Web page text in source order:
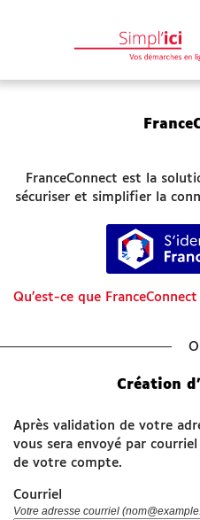
Mes
SITES UTILES
FranceConnect est la
sécuriser et simplifier la
Qu’est-ce que FranceConnect
Création
Après validation de votre
vous sera envoyé par
de votre compte.
Courriel
Votre adresse courriel